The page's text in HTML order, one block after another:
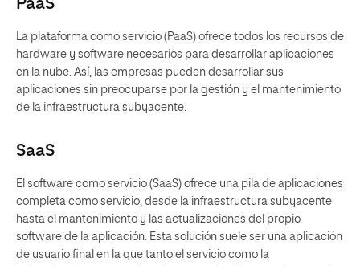
PaaS
La plataforma como servicio (PaaS) ofrece todos los recursos de
hardware y software necesarios para desarrollar aplicaciones
en la nube. Así, las empresas pueden desarrollar sus
aplicaciones sin preocuparse por la gestión y el mantenimiento
de la infraestructura subyacente.
SaaS
El software como servicio (SaaS) ofrece una pila de aplicaciones
completa como servicio, desde la infraestructura subyacente
hasta el mantenimiento y las actualizaciones del propio
software de la aplicación. Esta solución suele ser una aplicación
de usuario final en la que tanto el servicio como la